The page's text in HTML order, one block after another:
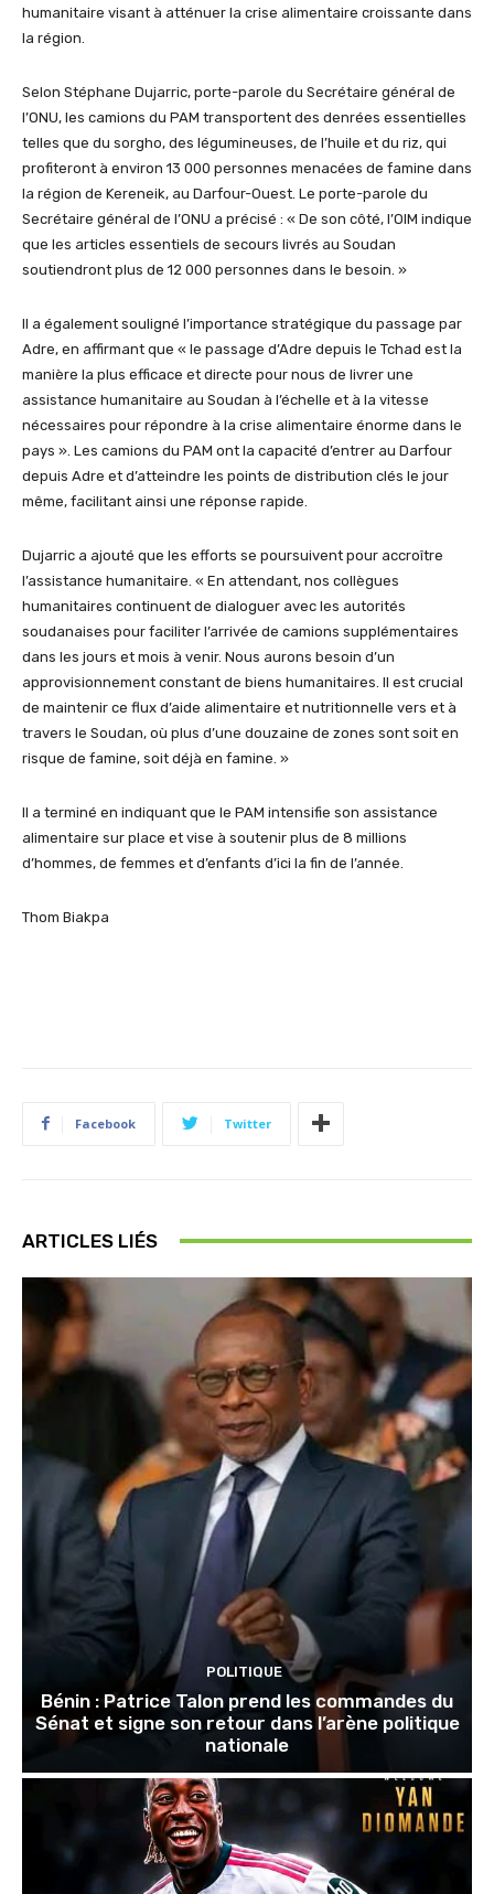
humanitaire visant à atténuer la crise alimentaire croissante dans
la région.
Selon Stéphane Dujarric, porte-parole du Secrétaire général de
l’ONU, les camions du PAM transportent des denrées essentielles
telles que du sorgho, des légumineuses, de l’huile et du riz, qui
profiteront à environ 13 000 personnes menacées de famine dans
la région de Kereneik, au Darfour-Ouest. Le porte-parole du
Secrétaire général de l’ONU a précisé : « De son côté, l’OIM indique
que les articles essentiels de secours livrés au Soudan
soutiendront plus de 12 000 personnes dans le besoin. »
Il a également souligné l’importance stratégique du passage par
Adre, en affirmant que « le passage d’Adre depuis le Tchad est la
manière la plus efficace et directe pour nous de livrer une
assistance humanitaire au Soudan à l’échelle et à la vitesse
nécessaires pour répondre à la crise alimentaire énorme dans le
pays ». Les camions du PAM ont la capacité d’entrer au Darfour
depuis Adre et d’atteindre les points de distribution clés le jour
même, facilitant ainsi une réponse rapide.
Dujarric a ajouté que les efforts se poursuivent pour accroître
l’assistance humanitaire. « En attendant, nos collègues
humanitaires continuent de dialoguer avec les autorités
soudanaises pour faciliter l’arrivée de camions supplémentaires
dans les jours et mois à venir. Nous aurons besoin d’un
approvisionnement constant de biens humanitaires. Il est crucial
de maintenir ce flux d’aide alimentaire et nutritionnelle vers et à
travers le Soudan, où plus d’une douzaine de zones sont soit en
risque de famine, soit déjà en famine. »
Il a terminé en indiquant que le PAM intensifie son assistance
alimentaire sur place et vise à soutenir plus de 8 millions
d’hommes, de femmes et d’enfants d’ici la fin de l’année.
Thom Biakpa
Facebook Twitter
ARTICLES LIÉS
POLITIQUE
Bénin : Patrice Talon prend les commandes du
Sénat et signe son retour dans l’arène politique
nationale